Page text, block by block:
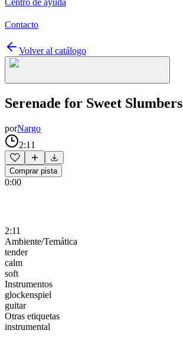
Centro de ayuda
Contacto
Volver al catálogo
Serenade for Sweet Slumbers
porNargo
2:11
Comprar pista
0:00
2:11
Ambiente/Temática
tender
calm
soft
Instrumentos
glockenspiel
guitar
Otras etiquetas
instrumental